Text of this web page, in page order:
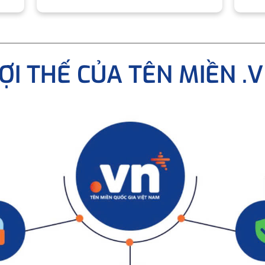
THẾ CỦA TÊN MIỀN